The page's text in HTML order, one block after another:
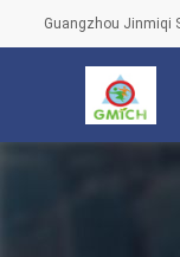
Guangzhou Jinmiqi